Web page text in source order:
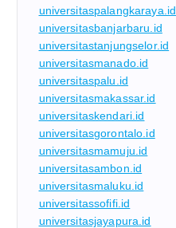
universitaspalangkaraya.id
universitasbanjarbaru.id
universitastanjungselor.id
universitasmanado.id
universitaspalu.id
universitasmakassar.id
universitaskendari.id
universitasgorontalo.id
universitasmamuju.id
universitasambon.id
universitasmaluku.id
universitassofifi.id
universitasjayapura.id